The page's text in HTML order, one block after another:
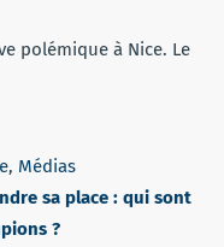
polémique à Nice. Le
, Médias
sa place : qui sont
?